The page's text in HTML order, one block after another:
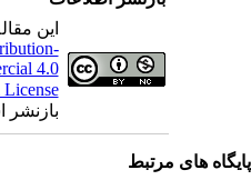
این
4.0
License
بازنشر
های مرتبط